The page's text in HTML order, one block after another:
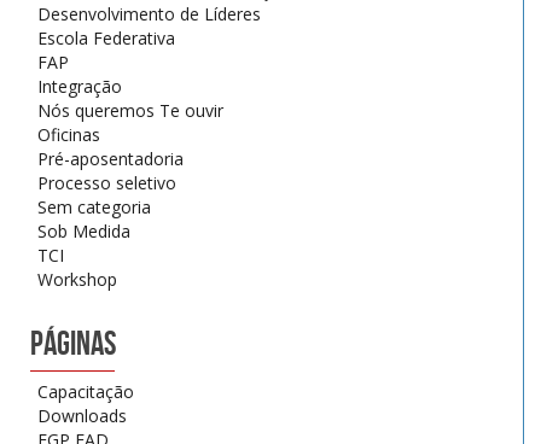
Desenvolvimento de Líderes
Escola Federativa
FAP
Integração
Nós queremos Te ouvir
Oficinas
Pré-aposentadoria
Processo seletivo
Sem categoria
Sob Medida
TCI
Workshop
PÁGINAS
Capacitação
Downloads